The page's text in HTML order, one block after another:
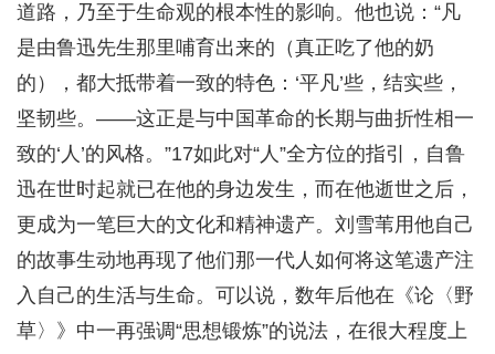
道路，乃至于生命观的根本性的影响。他也说：“凡
是由鲁迅先生那里哺育出来的（真正吃了他的奶
的），都大抵带着一致的特色：‘平凡’些，结实些，
坚韧些。——这正是与中国革命的长期与曲折性相一
致的‘人’的风格。”17如此对“人”全方位的指引，自鲁
迅在世时起就已在他的身边发生，而在他逝世之后，
更成为一笔巨大的文化和精神遗产。刘雪苇用他自己
的故事生动地再现了他们那一代人如何将这笔遗产注
入自己的生活与生命。可以说，数年后他在《论〈野
草〉》中一再强调“思想锻炼”的说法，在很大程度上